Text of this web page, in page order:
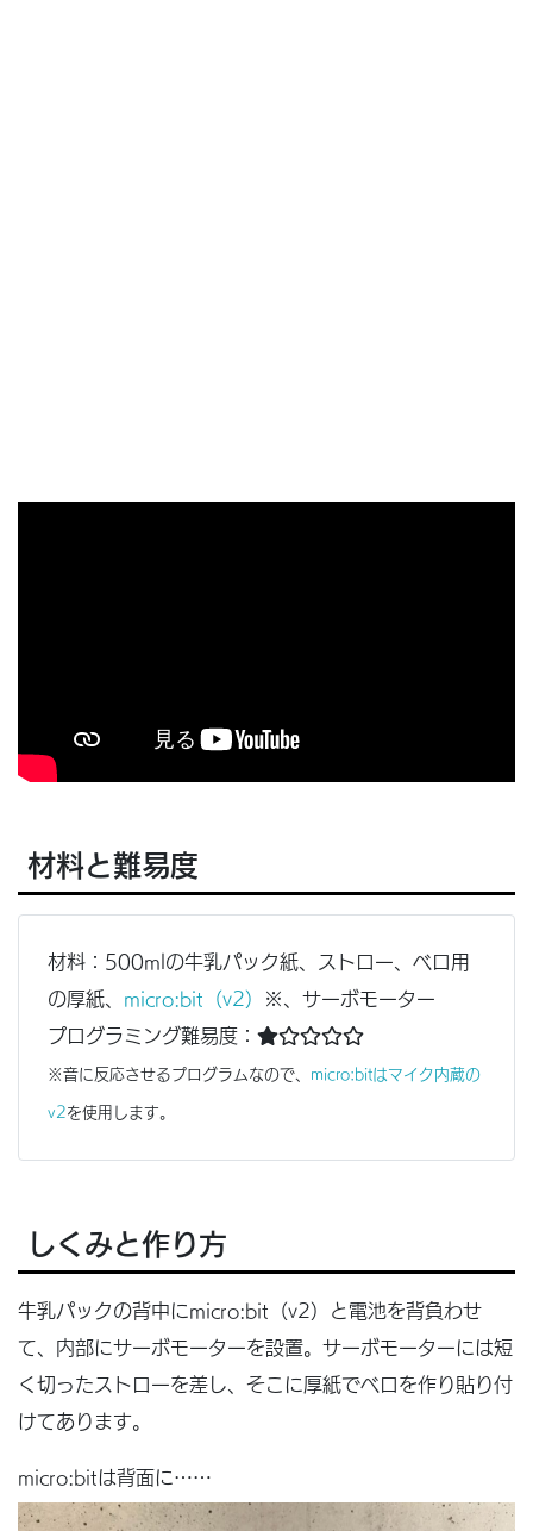
材料と難易度
材料：500mlの牛乳パック紙、ストロー、ベロ用
の厚紙、 micro:bit（v2）
※、サーボモーター
プログラミング難易度：
※音に反応させるプログラムなので、 micro:bitはマイク内蔵の
v2を使用します。
しくみと作り方
牛乳パックの背中にmicro:bit（v2）と電池を背負わせ
て、内部にサーボモーターを設置。サーボモーターには短
く切ったストローを差し、そこに厚紙でベロを作り貼り付
けてあります。
micro:bitは背面に……